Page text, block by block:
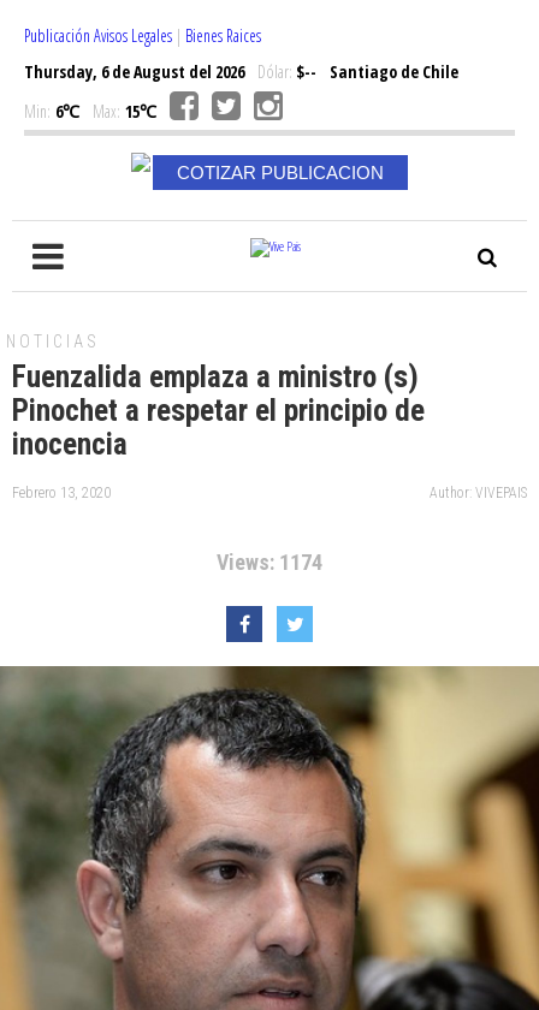
Publicación Avisos Legales | Bienes Raices
Thursday, 6 de August del 2026Dólar: $--
Santiago de Chile
Min: 6℃ Max: 15℃
COTIZAR PUBLICACION
NOTICIAS
Fuenzalida emplaza a ministro (s)
Pinochet a respetar el principio de
inocencia
Febrero 13, 2020 Author: VIVEPAIS
Views: 1174